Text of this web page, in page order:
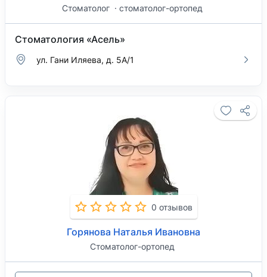
Стоматолог стоматолог-ортопед
Стоматология «Асель»
ул. Гани Иляева, д. 5А/1
0 отзывов
Горянова Наталья Ивановна
Стоматолог-ортопед